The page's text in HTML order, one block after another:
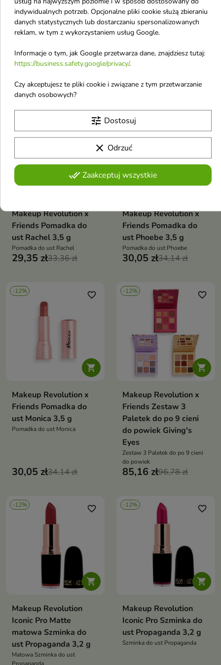

Makeup Revolution x
do powiek Phoebe 1 g
Paletka 9 cieni do powiek

Makeup Revolution x
do powiek Monica 1 g
Paletka 9 cieni do powiek
-12%

favorite_border
Makeup Revolution x
Friends Pomadka do
ust Rachel 3,5 g
Pomadka do ust Rachel
29,35 zł33,36 zł
-12%

favorite_border
Makeup Revolution x
Friends Pomadka do
ust Phoebe 3,5 g
Pomadka do ust Phoebe
30,05 zł34,14 zł
-12%

favorite_border
Makeup Revolution x
Friends Pomadka do
ust Monica 3,5 g
Pomadka do ust Monica
30,05 zł34,14 zł
-12%

favorite_border
Makeup Revolution x
Friends Zestaw 3
Paletek do po 9 cieni
do powiek Giving's
Eyes
Zestaw 3 Paletek do po 9 cieni
do powiek
85,16 zł96,78 zł
-12%

favorite_border
Makeup Revolution
Iconic Pro Matte
matowa Szminka do
ust Propaganda 3,2 g
Matowa Szminka do ust
-12%

favorite_border
Makeup Revolution
Iconic Pro Szminka do
ust Propaganda 3,2 g
Szminka do ust Propaganda
indywidualnych potrzeb. Opcjonalne pliki cookie służą zbieraniu
danych statystycznych lub dostarczaniu spersonalizowanych
reklam, w tym z wykorzystaniem usług Google.
Informacje o tym, jak Google przetwarza dane, znajdziesz tutaj:
https://business.safety.google/privacy/.
Czy akceptujesz te pliki cookie i związane z tym przetwarzanie
danych osobowych?
tune Dostosuj
clear Odrzuć
done_allZaakceptuj wszystkie